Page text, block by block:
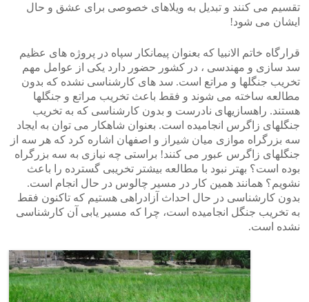
تقسیم می کنند و تبدیل به ویلاهای خصوصی برای عشق و حال
ایشان می شود!
قرارگاه خاتم الانبیا که بعنوان پیمانکار سپاه در پروژه های عظیم
سد سازی و مهندسی ، در کشور حضور دارد یکی از عوامل مهم
تخریب جنگلها و مراتع است. سد های کارشناسی نشده که بدون
مطالعه ساخته می شوند و فقط باعث تخریب مراتع و جنگلها
هستند. راهسازیهای نادرست و بدون کارشناسی که به تخریب
جنگلهای زاگرس انجامیده است. بعنوان شاهکار می توان به ایجاد
سه بزرگراه موازی میان شیراز و اصفهان اشاره کرد که هر سه از
جنگلهای زاگرس عبور می کنند! براستی چه نیازی به سه بزرگراه
بوده است؟ بهتر نبود با مطالعه بیشتر تخریبی گسترده را باعث
نشویم؟ همانند همین کار در مسیر چالوس در حال انجام است.
بدون کارشناسی در حال احداث آزادراهی هستیم که تاکنون فقط
به تخریب جنگل انجامیده است، چرا که مسیر یابی آن کارشناسی
نشده است.